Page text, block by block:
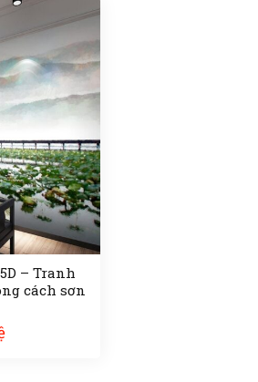
– Tranh
cách sơn